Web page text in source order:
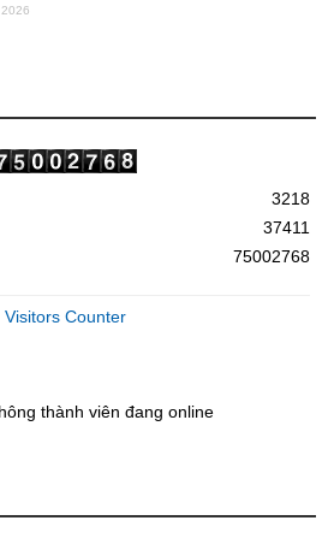
3218
37411
75002768
Visitors Counter
thành viên đang online